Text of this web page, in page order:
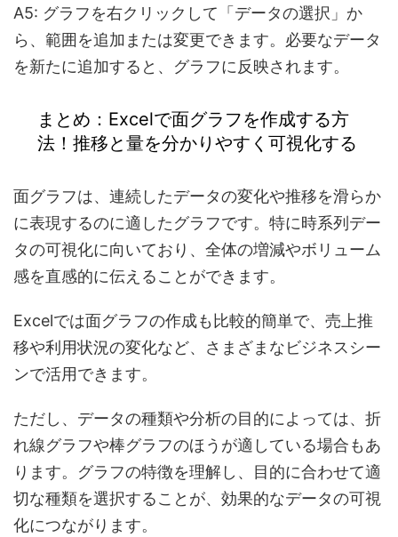
A5: グラフを右クリックして「データの選択」か
ら、範囲を追加または変更できます。必要なデータ
を新たに追加すると、グラフに反映されます。
まとめ：Excelで面グラフを作成する方
法！推移と量を分かりやすく可視化する
面グラフは、連続したデータの変化や推移を滑らか
に表現するのに適したグラフです。特に時系列デー
タの可視化に向いており、全体の増減やボリューム
感を直感的に伝えることができます。
Excelでは面グラフの作成も比較的簡単で、売上推
移や利用状況の変化など、さまざまなビジネスシー
ンで活用できます。
ただし、データの種類や分析の目的によっては、折
れ線グラフや棒グラフのほうが適している場合もあ
ります。グラフの特徴を理解し、目的に合わせて適
切な種類を選択することが、効果的なデータの可視
化につながります。